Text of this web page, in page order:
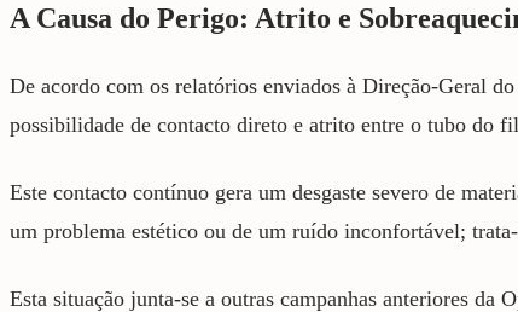
A Causa do Perigo: Atrito e
De acordo com os relatórios enviados à Direção-Geral
possibilidade de contacto direto e atrito entre o tubo do
Este contacto contínuo gera um desgaste severo de
um problema estético ou de um ruído inconfortável;
Esta situação junta-se a outras campanhas anteriores